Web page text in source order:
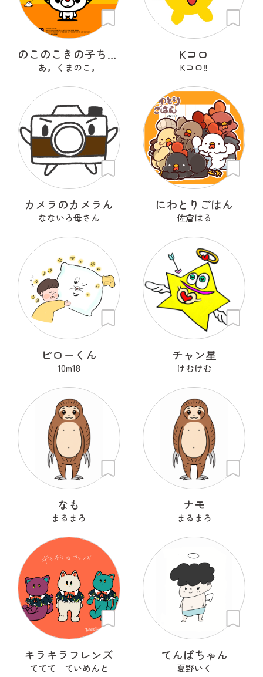
のこのこきの子ちゃん
あ。くまのこ。
Kコロ
Kコロ‼︎
カメラのカメラん
なないろ母さん
にわとりごはん
佐倉はる
ピローくん
10m18
チャン星
けむけむ
なも
まるまろ
ナモ
まるまろ
キラキラフレンズ
ててて ていめんと
てんぱちゃん
夏野いく